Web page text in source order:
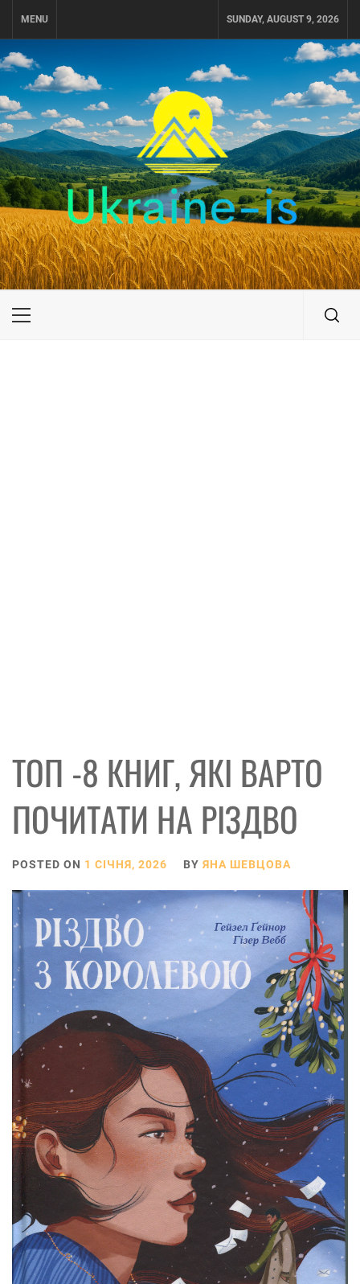
MENU SUNDAY, AUGUST 9, 2026
UKRAINE-IS
ПОДОРОЖI ПО УКРАЇНІ
Primary
ТОП -8 КНИГ, ЯКІ ВАРТО
ПОЧИТАТИ НА РІЗДВО
POSTED ON 1 СІЧНЯ, 2026 BY ЯНА ШЕВЦОВА